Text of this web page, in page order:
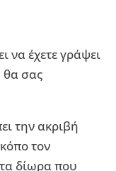
να έχετε γράψει
θα σας
την ακριβή
τον
τα δίωρα που